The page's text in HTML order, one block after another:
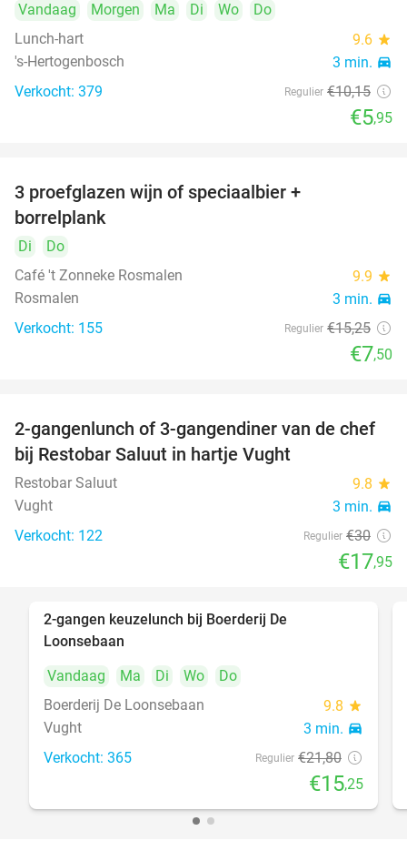
Vandaag Morgen Ma Di Wo
Do
Lunch-hart
9.6 star
's-Hertogenbosch 3 min. directions_car
Verkocht: 379 Regulier €10,15
€5,95
3 proefglazen wijn of speciaalbier +
borrelplank
Di
Do
Café 't Zonneke Rosmalen
9.9 star
Rosmalen 3 min. directions_car
Verkocht: 155 Regulier €15,25
€7,50
40%
2-gangenlunch of 3-gangendiner van de chef
bij Restobar Saluut in hartje Vught
Restobar Saluut 9.8 star
Vught 3 min. directions_car
Verkocht: 122 Regulier €30
€17,95
2-gangen keuzelunch bij Boerderij De
Loonsebaan
Vandaag
Ma Di Wo
Do
Boerderij De Loonsebaan
9.8 star
Vught 3 min. directions_car
Verkocht: 365 Regulier €21,80
€15,25